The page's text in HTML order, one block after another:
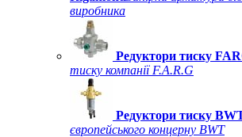
виробника
Редуктори тиску
тиску компанії F.A.R.G
Редуктори тиску
європейського концерну BWT